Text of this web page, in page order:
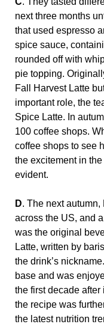
next three months
that used espresso
spice sauce,
rounded off with
pie topping.
Fall Harvest Latte
important role, the
Spice Latte. In
100 coffee shops.
coffee shops to see
the excitement in
evident.
D. The next
across the US, and
was the original
Latte, written by
the drink’s
base and was
the first decade after
the recipe was
the latest nutrition